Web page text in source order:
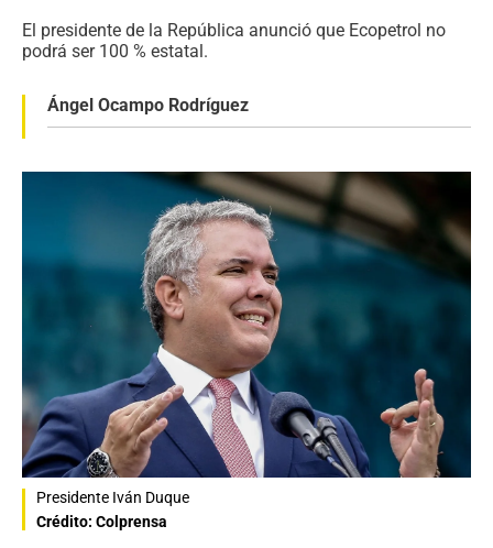
El presidente de la República anunció que Ecopetrol no
podrá ser 100 % estatal.
Ángel Ocampo Rodríguez
Presidente Iván Duque
Crédito: Colprensa